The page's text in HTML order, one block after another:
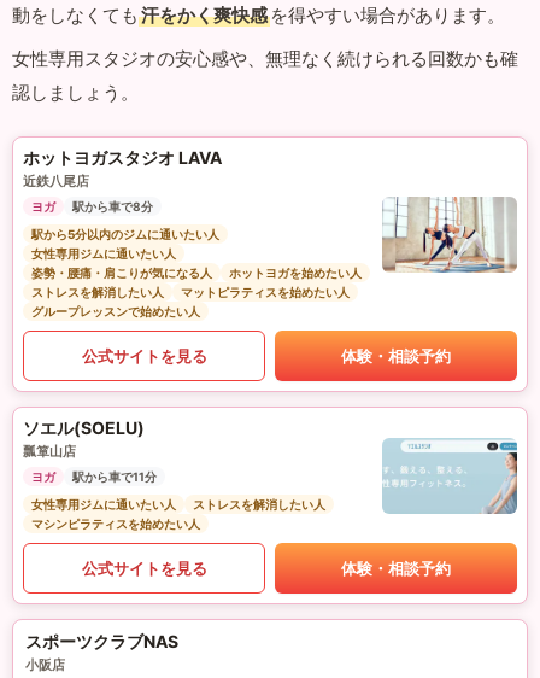
動をしなくても 汗をかく爽快感 を得やすい場合があります。
女性専用スタジオの安心感や、無理なく続けられる回数かも確
認しましょう。
ホットヨガスタジオ LAVA
近鉄八尾店
ヨガ
駅から車で8分
駅から5分以内のジムに通いたい人
女性専用ジムに通いたい人
姿勢・腰痛・肩こりが気になる人
ホットヨガを始めたい人
ストレスを解消したい人
マットピラティスを始めたい人
グループレッスンで始めたい人
公式サイトを見る 体験・相談予約
ソエル(SOELU)
瓢箪山店
ヨガ
駅から車で11分
女性専用ジムに通いたい人
ストレスを解消したい人
マシンピラティスを始めたい人
公式サイトを見る 体験・相談予約
スポーツクラブNAS
小阪店